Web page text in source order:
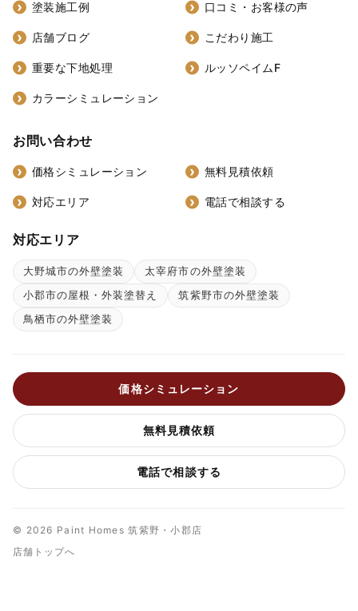
塗装施工例 口コミ・お客様の声
店舗ブログ こだわり施工
重要な下地処理 ルッソペイムF
カラーシミュレーション
お問い合わせ
価格シミュレーション 無料見積依頼
対応エリア 電話で相談する
対応エリア
大野城市の外壁塗装
太宰府市の外壁塗装
小郡市の屋根・外装塗替え
筑紫野市の外壁塗装
鳥栖市の外壁塗装
価格シミュレーション
無料見積依頼
電話で相談する
© 2026 Paint Homes 筑紫野・小郡店
店舗トップへ